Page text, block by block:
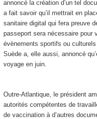
annoncé la création d’un tel
a fait savoir qu’il mettrait en
sanitaire digital qui fera preuve
passeport sera nécessaire pour
évènements sportifs ou
Suède a, elle aussi, annoncé
voyage en juin.
Outre-Atlantique, le président
autorités compétentes de
de vaccination à d’autres